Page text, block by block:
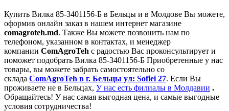
Купить Вилка 85-3401156-Б в Бельцы и в Молдове Вы можете,
оформив онлайн заказ в нашем интернет магазине
comagroteh.md. Также Вы можете позвонить нам по
телефоном, указанном в контактах, и менеджер
компании ComAgroTeh с радостью Вас проконсультирует и
поможет подобрать Вилка 85-3401156-Б Приобретенные у нас
товары, вы можете забрать самостоятельно со
склада ComAgroTeh в г. Бельцы ул: Sofiei 27. Если Вы
проживаете не в Бельцах, У нас есть филиалы в Молдавии .
Обращайтесь! У нас самая выгодная цена, и самые выгодные
условия сотрудничества!